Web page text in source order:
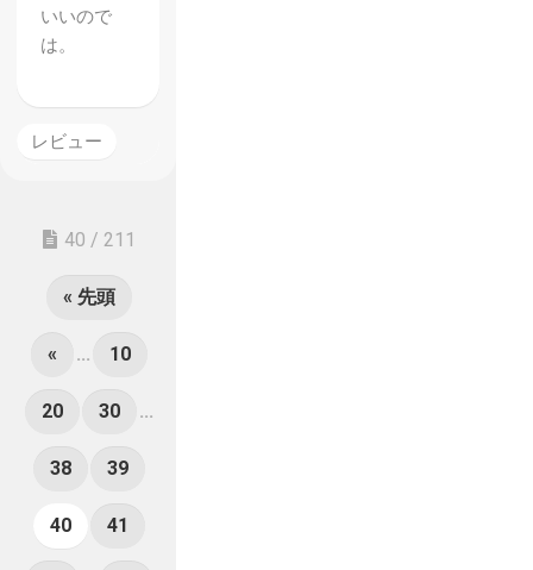
いいので
は。
レビュー
40 / 211
« 先頭
« ... 10
20 30 ...
38 39
40 41